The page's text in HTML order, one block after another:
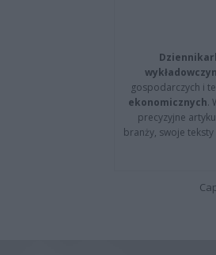
gospodarczych i
ekonomicznych.
precyzyjne
branży, swoje